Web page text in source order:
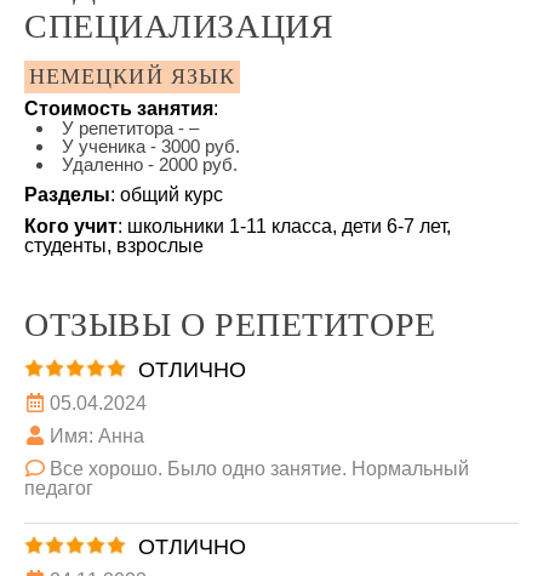
СПЕЦИАЛИЗАЦИЯ
НЕМЕЦКИЙ ЯЗЫК
Стоимость занятия:
У репетитора - –
У ученика - 3000 руб.
Удаленно - 2000 руб.
Разделы: общий курс
Кого учит: школьники 1-11 класса, дети 6-7 лет,
студенты, взрослые
ОТЗЫВЫ О РЕПЕТИТОРЕ
ОТЛИЧНО
05.04.2024
Имя: Анна
Все хорошо. Было одно занятие. Нормальный
педагог
ОТЛИЧНО